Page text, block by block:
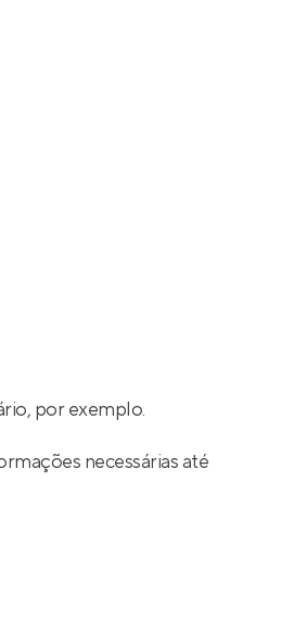
por exemplo.
necessárias até